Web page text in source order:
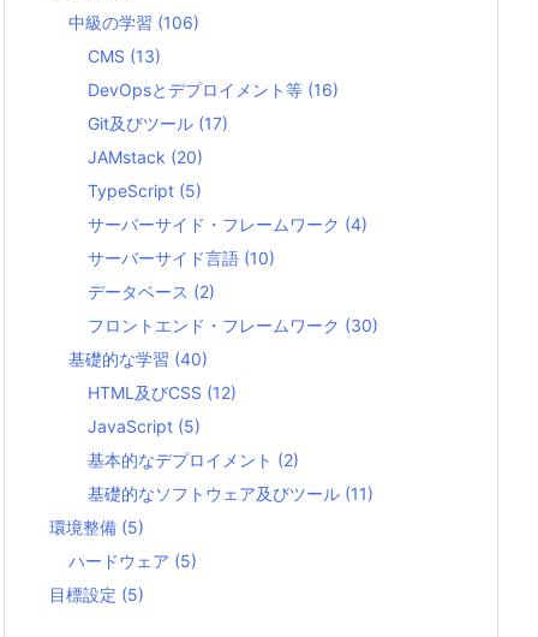
中級の学習 (106)
CMS (13)
DevOpsとデプロイメント等 (16)
Git及びツール (17)
JAMstack (20)
TypeScript (5)
サーバーサイド・フレームワーク (4)
サーバーサイド言語 (10)
データベース (2)
フロントエンド・フレームワーク (30)
基礎的な学習 (40)
HTML及びCSS (12)
JavaScript (5)
基本的なデプロイメント (2)
基礎的なソフトウェア及びツール (11)
環境整備 (5)
ハードウェア (5)
目標設定 (5)